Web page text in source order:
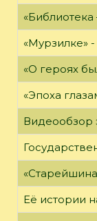
«Мурзилке» -
«О героях
«Эпоха
Видеообзор
Её истории